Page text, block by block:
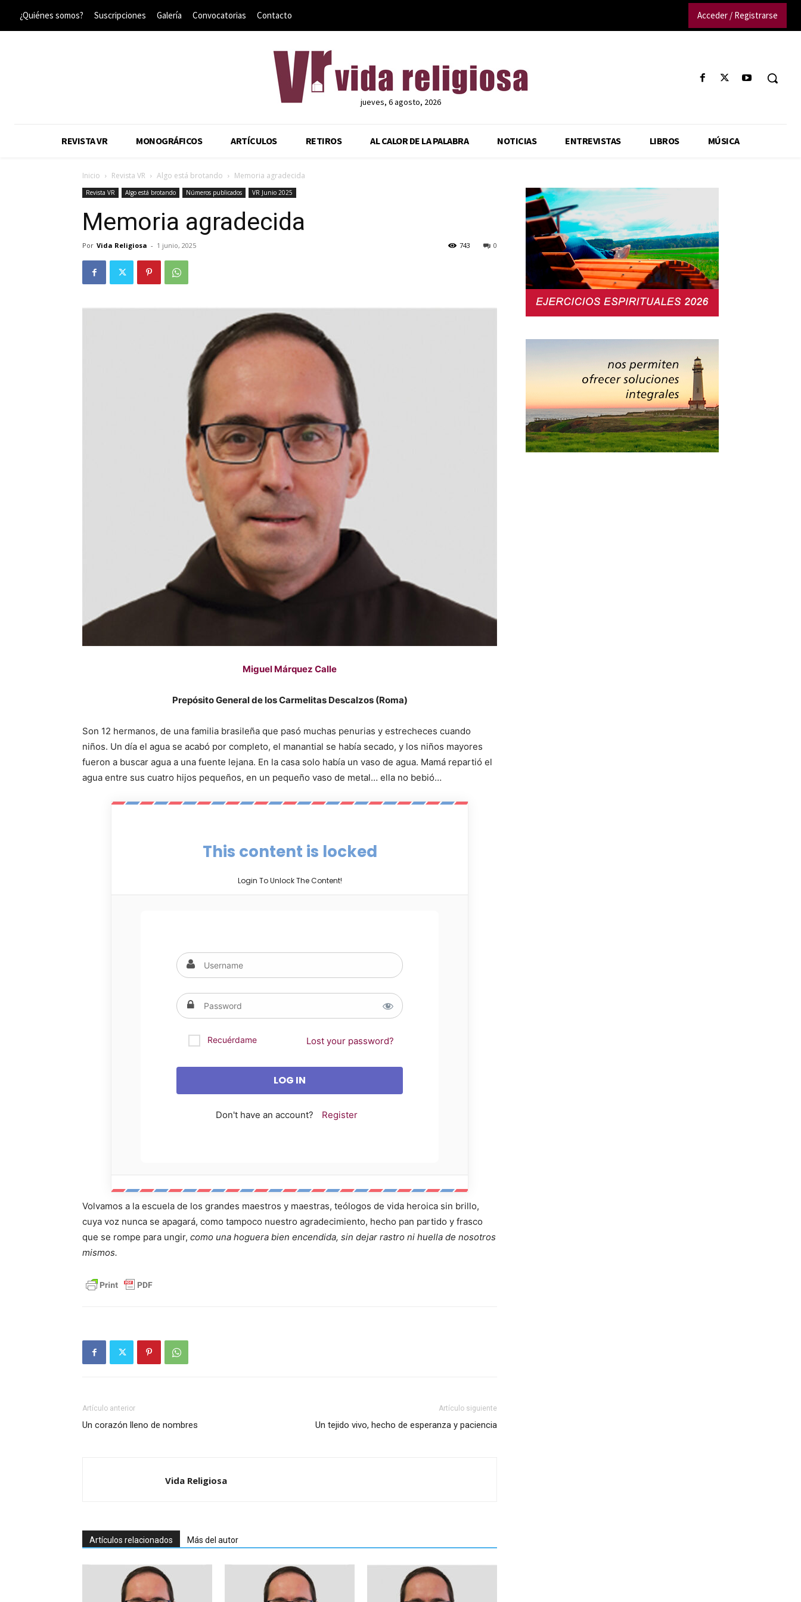
¿Quiénes somos? Suscripciones Galería Convocatorias Contacto Acceder / Registrarse
jueves, 6 agosto, 2026
REVISTA VR MONOGRÁFICOS ARTÍCULOS RETIROS AL CALOR DE LA PALABRA NOTICIAS ENTREVISTAS LIBROS MÚSICA
Inicio Revista VR Algo está brotando Memoria agradecida
Revista VR Algo está brotando Números publicados VR Junio 2025
Memoria agradecida
Por Vida Religiosa - 1 junio, 2025 0
743
Miguel Márquez Calle
Prepósito General de los Carmelitas Descalzos (Roma)
Son 12 hermanos, de una familia brasileña que pasó muchas penurias y estrecheces cuando
niños. Un día el agua se acabó por completo, el manantial se había secado, y los niños mayores
fueron a buscar agua a una fuente lejana. En la casa solo había un vaso de agua. Mamá repartió el
agua entre sus cuatro hijos pequeños, en un pequeño vaso de metal… ella no bebió…
This content is locked
Login To Unlock The Content!
Recuérdame Lost your password?
Don't have an account? Register
Volvamos a la escuela de los grandes maestros y maestras, teólogos de vida heroica sin brillo,
cuya voz nunca se apagará, como tampoco nuestro agradecimiento, hecho pan partido y frasco
que se rompe para ungir, como una hoguera bien encendida, sin dejar rastro ni huella de nosotros
mismos.
Artículo anterior
Un corazón lleno de nombres
Artículo siguiente
Un tejido vivo, hecho de esperanza y paciencia
Vida Religiosa
Artículos relacionados Más del autor